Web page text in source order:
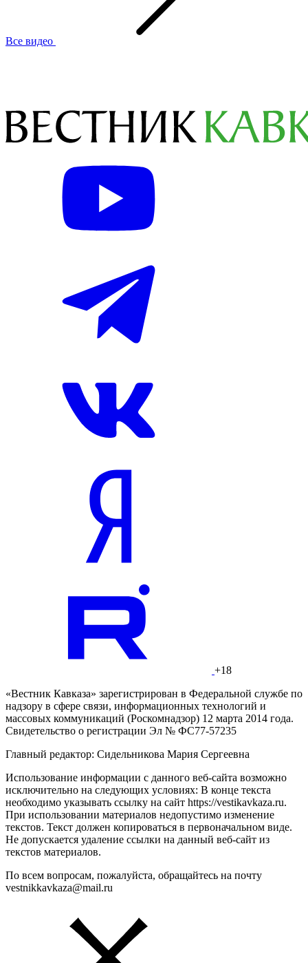
Все видео
+18
«Вестник Кавказа» зарегистрирован в Федеральной службе по
надзору в сфере связи, информационных технологий и
массовых коммуникаций (Роскомнадзор) 12 марта 2014 года.
Свидетельство о регистрации Эл № ФС77-57235
Главный редактор: Сидельникова Мария Сергеевна
Использование информации с данного веб-сайта возможно
исключительно на следующих условиях: В конце текста
необходимо указывать ссылку на сайт https://vestikavkaza.ru.
При использовании материалов недопустимо изменение
текстов. Текст должен копироваться в первоначальном виде.
Не допускается удаление ссылки на данный веб-сайт из
текстов материалов.
По всем вопросам, пожалуйста, обращайтесь на почту
vestnikkavkaza@mail.ru